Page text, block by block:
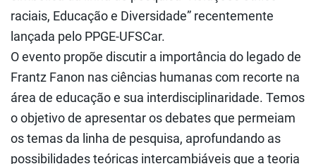
raciais, Educação e Diversidade” recentemente
lançada pelo PPGE-UFSCar.
O evento propõe discutir a importância do legado de
Frantz Fanon nas ciências humanas com recorte na
área de educação e sua interdisciplinaridade. Temos
o objetivo de apresentar os debates que permeiam
os temas da linha de pesquisa, aprofundando as
possibilidades teóricas intercambiáveis que a teoria